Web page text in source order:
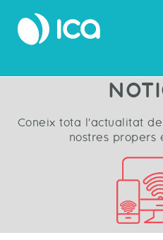
Coneix tota l'actualitat
nostres propers